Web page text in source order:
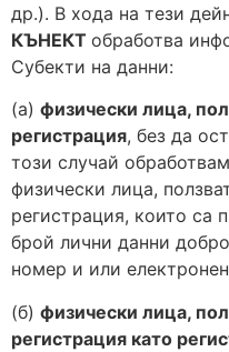
др.). В хода на тези
КЪНЕКТ обработва
Субекти на данни:
(а) физически лица,
регистрация, без да
този случай
физически лица,
регистрация, които са
брой лични данни
номер и или
(б) физически лица,
регистрация като